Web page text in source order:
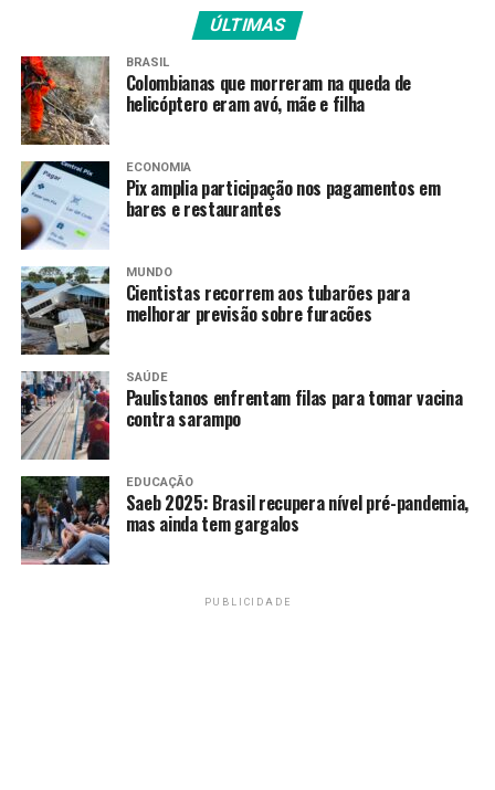
GDF amplia segurança na rede pública de saúde
RECENTES
Lixeiras para pets chegam ao Cruzeiro e incentivam
limpeza nas ruas
Redação
ÚLTIMAS
BRASIL
Colombianas que morreram na queda de
helicóptero eram avó, mãe e filha
ECONOMIA
Pix amplia participação nos pagamentos em
bares e restaurantes
MUNDO
Cientistas recorrem aos tubarões para
melhorar previsão sobre furacões
SAÚDE
Paulistanos enfrentam filas para tomar vacina
contra sarampo
EDUCAÇÃO
Saeb 2025: Brasil recupera nível pré-pandemia,
mas ainda tem gargalos
PUBLICIDADE